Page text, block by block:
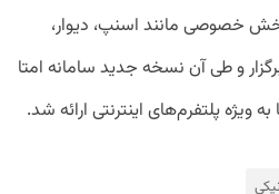
خصوصی مانند اسنپ، دیوار،
و طی آن نسخه جدید سامانه امتا
ویژه پلتفرم‌های اینترنتی ارائه شد.